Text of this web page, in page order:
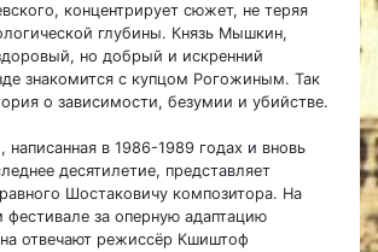
концентрирует сюжет, не теряя
глубины. Князь Мышкин,
но добрый и искренний
знакомится с купцом Рогожиным. Так
о зависимости, безумии и убийстве.
написанная в 1986-1989 годах и вновь
десятилетие, представляет
Шостаковичу композитора. На
фестивале за оперную адаптацию
отвечают режиссёр Кшиштоф